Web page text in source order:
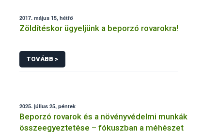
2017. május 15, hétfő
Zöldítéskor ügyeljünk a beporzó rovarokra!
TOVÁBB >
2025. július 25, péntek
Beporzó rovarok és a növényvédelmi munkák
összeegyeztetése – fókuszban a méhészet